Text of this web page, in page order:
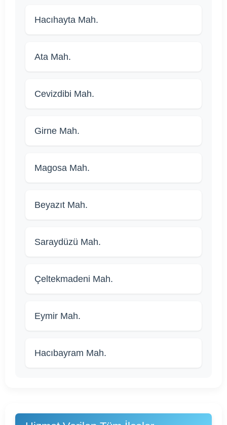
Hacıhayta Mah.
Ata Mah.
Cevizdibi Mah.
Girne Mah.
Magosa Mah.
Beyazıt Mah.
Saraydüzü Mah.
Çeltekmadeni Mah.
Eymir Mah.
Hacıbayram Mah.